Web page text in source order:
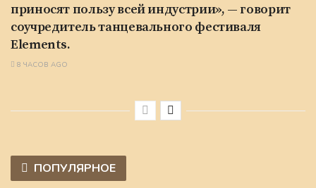
приносят пользу всей индустрии», — говорит
соучредитель танцевального фестиваля
Elements.
8 ЧАСОВ AGO
ПОПУЛЯРНОЕ